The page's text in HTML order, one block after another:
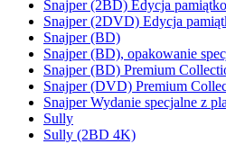
Snajper (2BD) Edycja
Snajper (2DVD) Edycja
Snajper (BD)
Snajper (BD), opakowanie
Snajper (BD) Premium
Snajper (DVD) Premium
Snajper Wydanie specjalne z
Sully
Sully (2BD 4K)